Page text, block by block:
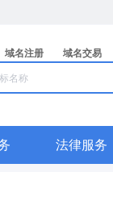
域名注册 域名交易
法律服务